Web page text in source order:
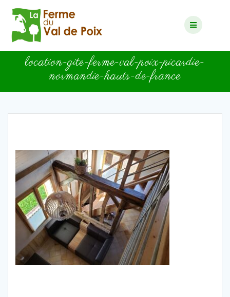
location-gite-ferme-val-poix-picardie-
normandie-hauts-de-france